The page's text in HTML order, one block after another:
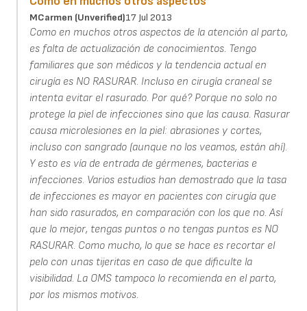
MCarmen (unverified)17 Jul 2013
Como en muchos otros aspectos de la atención al parto,
es falta de actualización de conocimientos. Tengo
familiares que son médicos y la tendencia actual en
cirugía es NO RASURAR. Incluso en cirugía craneal se
intenta evitar el rasurado. Por qué? Porque no solo no
protege la piel de infecciones sino que las causa. Rasurar
causa microlesiones en la piel: abrasiones y cortes,
incluso con sangrado (aunque no los veamos, están ahí).
Y esto es vía de entrada de gérmenes, bacterias e
infecciones. Varios estudios han demostrado que la tasa
de infecciones es mayor en pacientes con cirugía que
han sido rasurados, en comparación con los que no. Así
que lo mejor, tengas puntos o no tengas puntos es NO
RASURAR. Como mucho, lo que se hace es recortar el
pelo con unas tijeritas en caso de que dificulte la
visibilidad. La OMS tampoco lo recomienda en el parto,
por los mismos motivos.